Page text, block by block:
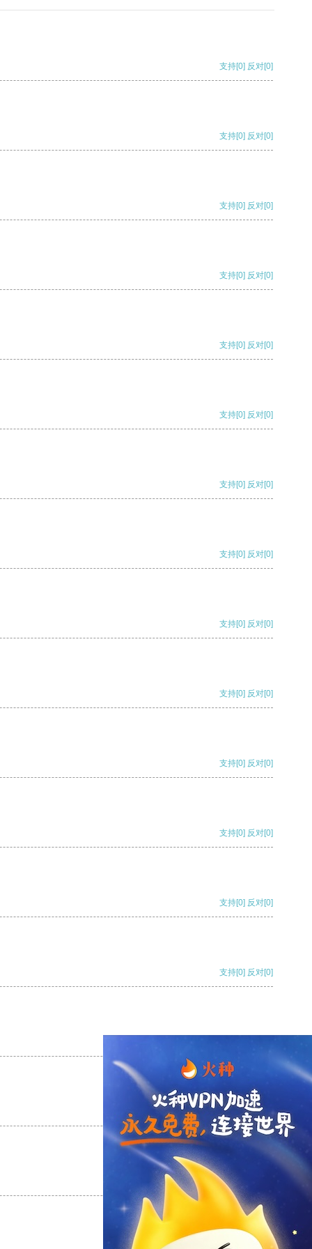
支持[0] 反对[0]
支持[0] 反对[0]
支持[0] 反对[0]
支持[0] 反对[0]
支持[0] 反对[0]
支持[0] 反对[0]
支持[0] 反对[0]
支持[0] 反对[0]
支持[0] 反对[0]
支持[0] 反对[0]
支持[0] 反对[0]
支持[0] 反对[0]
支持[0] 反对[0]
支持[0] 反对[0]
支持 [0] 反对 [0]
支持